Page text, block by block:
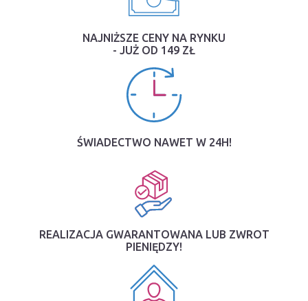
NAJNIŻSZE CENY NA RYNKU
- JUŻ OD 149 ZŁ
ŚWIADECTWO NAWET W 24H!
REALIZACJA GWARANTOWANA LUB ZWROT
PIENIĘDZY!